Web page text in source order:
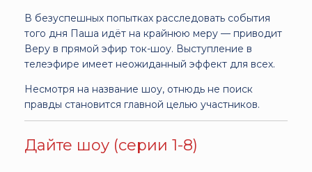
В безуспешных попытках расследовать события
того дня Паша идёт на крайнюю меру — приводит
Веру в прямой эфир ток-шоу. Выступление в
телеэфире имеет неожиданный эффект для всех.
Несмотря на название шоу, отнюдь не поиск
правды становится главной целью участников.
Дайте шоу (серии 1-8)